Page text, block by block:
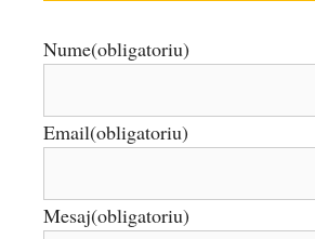
Nume(obligatoriu)
Email(obligatoriu)
Mesaj(obligatoriu)